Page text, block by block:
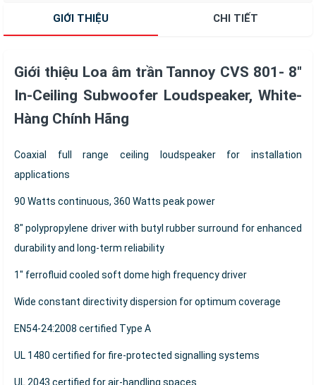
GIỚI THIỆU CHI TIẾT
Giới thiệu Loa âm trần Tannoy CVS 801- 8"
In-Ceiling Subwoofer Loudspeaker, White-
Hàng Chính Hãng
Coaxial full range ceiling loudspeaker for installation
applications
90 Watts continuous, 360 Watts peak power
8" polypropylene driver with butyl rubber surround for enhanced
durability and long-term reliability
1" ferrofluid cooled soft dome high frequency driver
Wide constant directivity dispersion for optimum coverage
EN54-24:2008 certified Type A
UL 1480 certified for fire-protected signalling systems
UL 2043 certified for air-handling spaces